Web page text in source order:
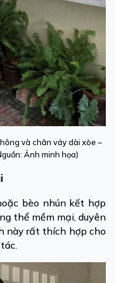
và chân váy dài xòe –
Ảnh minh họa)
bèo nhún kết hợp
thể mềm mại, duyên
này rất thích hợp cho